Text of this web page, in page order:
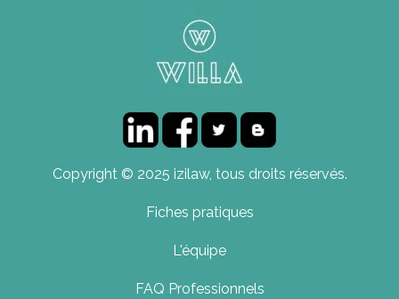
Copyright © 2025 izilaw, tous droits réservés.
Fiches pratiques
L'équipe
FAQ Professionnels